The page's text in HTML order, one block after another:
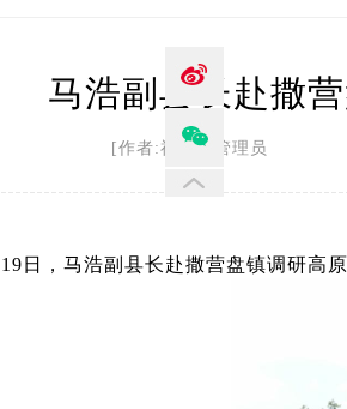
马浩副县长赴撒
[作者:禄劝县管理员 发
日，马浩副县长赴撒营盘镇调研高